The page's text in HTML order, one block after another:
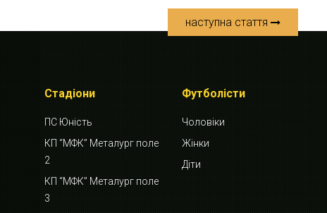
наступна стаття
Стадіони
ПС Юність
КП “МФК” Металург поле
2
КП “МФК” Металург поле
3
Футболісти
Чоловіки
Жінки
Діти